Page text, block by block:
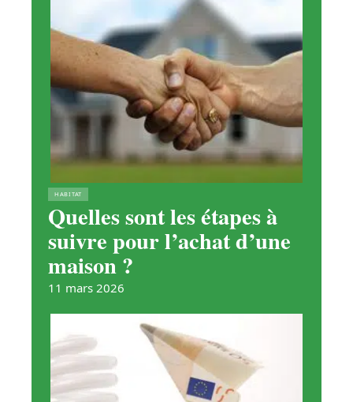
HABITAT
Quelles sont les étapes à
suivre pour l’achat d’une
maison ?
11 mars 2026